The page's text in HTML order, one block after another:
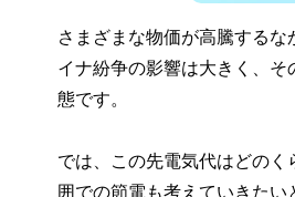
さまざまな物価が高騰する
イナ紛争の影響は大きく、
態です。
では、この先電気代はどの
囲での節電も考えていきたい